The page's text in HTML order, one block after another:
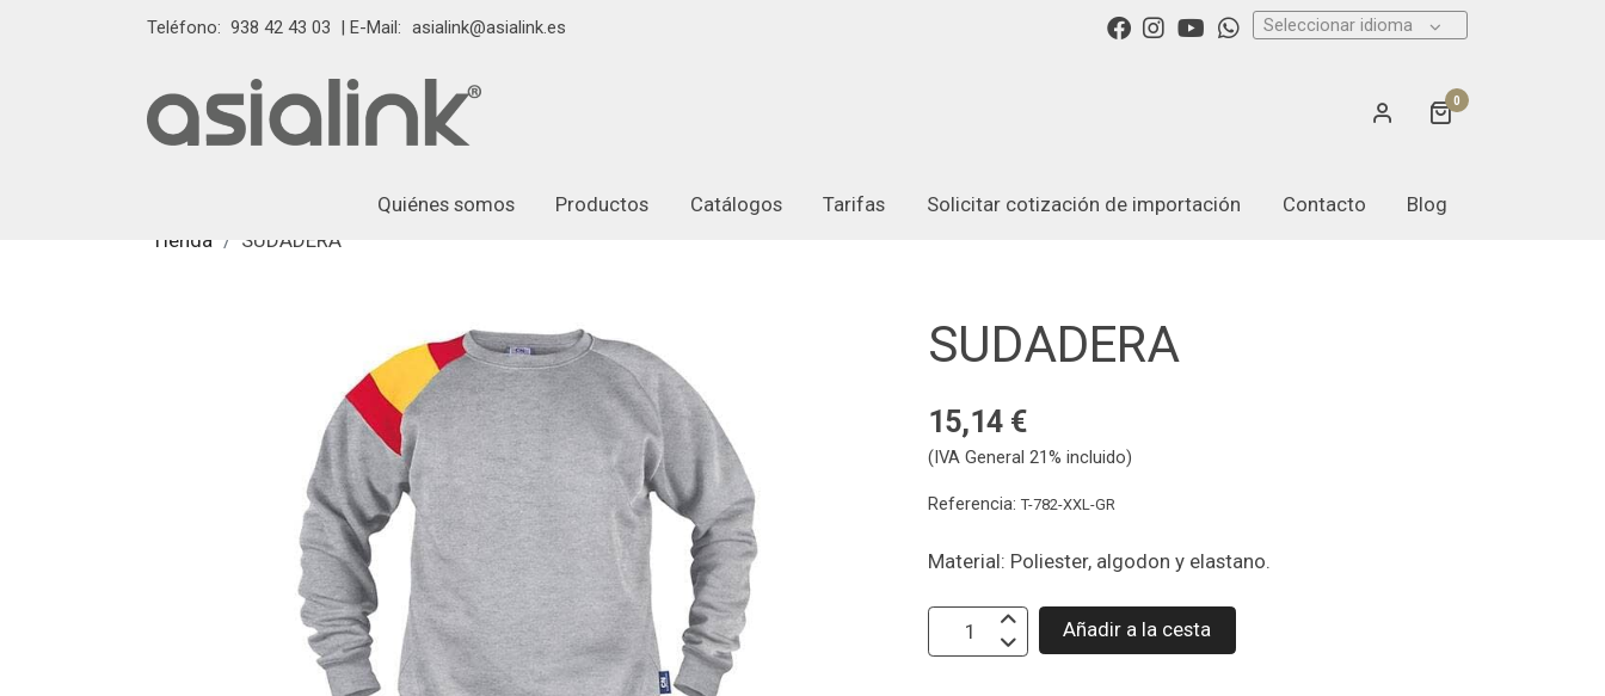
Teléfono: 938 42 43 03 | E-Mail: asialink@asialink.es Seleccionar idioma
0
Quiénes somos Productos Catálogos Tarifas Solicitar cotización de importación Contacto
Blog
Tienda
SUDADERA
SUDADERA
15,14 €
(IVA General 21% incluido)
Referencia:T-782-XXL-GR
Material: Poliester, algodon y elastano.
Añadir a la cesta